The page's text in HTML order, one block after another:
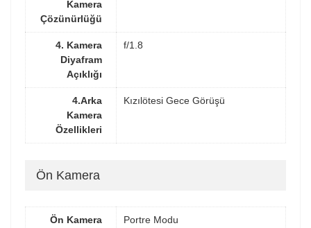
Kamera
Çözünürlüğü
4. Kamera
Diyafram
Açıklığı
f/1.8
4.Arka
Kamera
Özellikleri
Kızılötesi Gece Görüşü
Ön Kamera
Ön Kamera
Portre Modu